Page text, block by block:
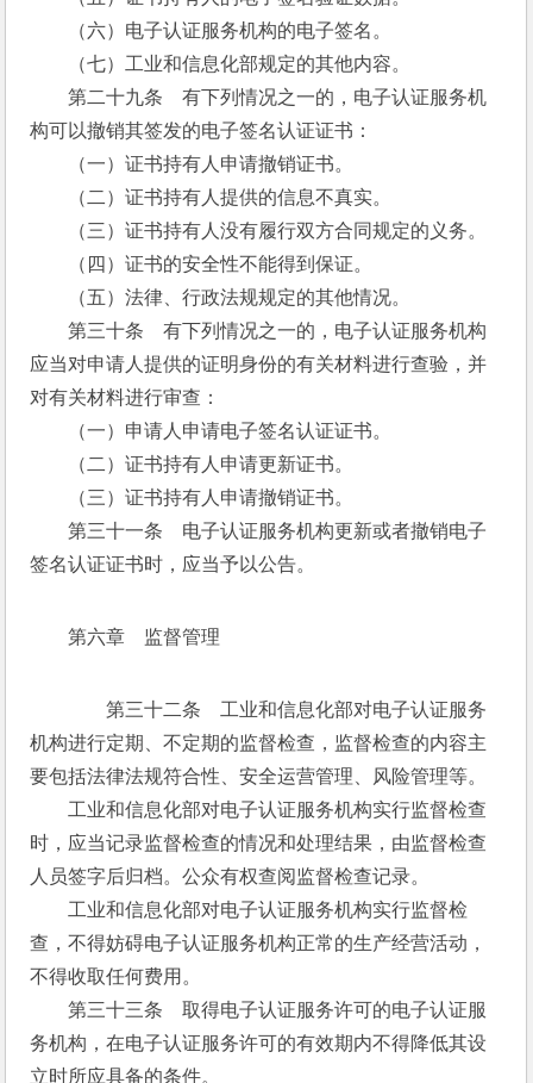
（六）电子认证服务机构的电子签名。
（七）工业和信息化部规定的其他内容。
第二十九条　有下列情况之一的，电子认证服务机
构可以撤销其签发的电子签名认证证书：
（一）证书持有人申请撤销证书。
（二）证书持有人提供的信息不真实。
（三）证书持有人没有履行双方合同规定的义务。
（四）证书的安全性不能得到保证。
（五）法律、行政法规规定的其他情况。
第三十条　有下列情况之一的，电子认证服务机构
应当对申请人提供的证明身份的有关材料进行查验，并
对有关材料进行审查：
（一）申请人申请电子签名认证证书。
（二）证书持有人申请更新证书。
（三）证书持有人申请撤销证书。
第三十一条　电子认证服务机构更新或者撤销电子
签名认证证书时，应当予以公告。
第六章　监督管理
第三十二条　工业和信息化部对电子认证服务
机构进行定期、不定期的监督检查，监督检查的内容主
要包括法律法规符合性、安全运营管理、风险管理等。
工业和信息化部对电子认证服务机构实行监督检查
时，应当记录监督检查的情况和处理结果，由监督检查
人员签字后归档。公众有权查阅监督检查记录。
工业和信息化部对电子认证服务机构实行监督检
查，不得妨碍电子认证服务机构正常的生产经营活动，
不得收取任何费用。
第三十三条　取得电子认证服务许可的电子认证服
务机构，在电子认证服务许可的有效期内不得降低其设
立时所应具备的条件。